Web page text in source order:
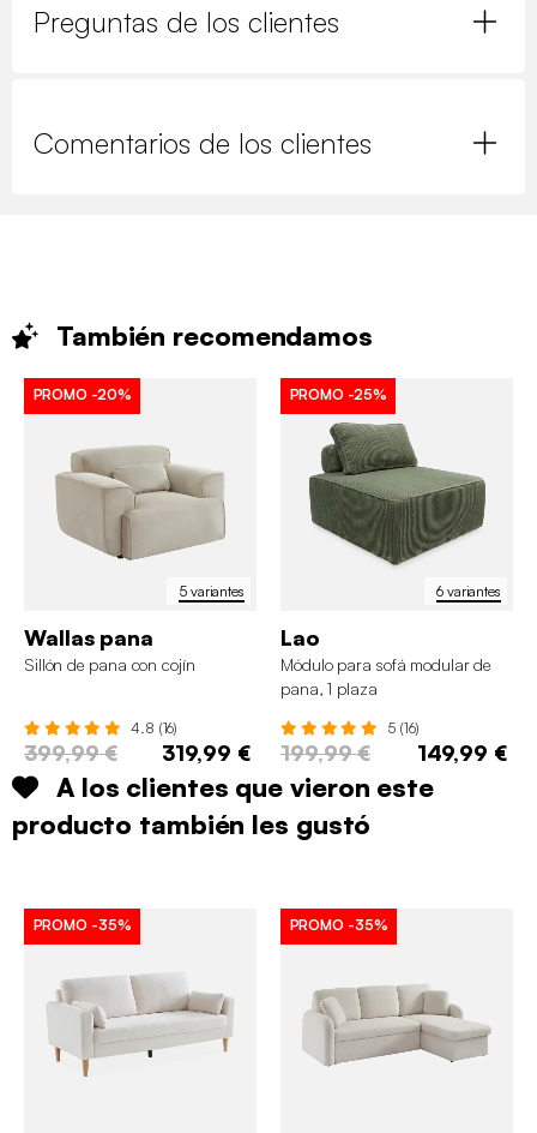
Preguntas de los clientes
Comentarios de los clientes
También recomendamos
5 variantes
PROMO -20%
Wallas pana
Sillón de pana con cojín
4.8 (16)
399,99 € 319,99 €
6 variantes
PROMO -25%
Lao
Módulo para sofá modular de
pana, 1 plaza
5 (16)
199,99 € 149,99 €
A los clientes que vieron este
producto también les gustó
PROMO -35% PROMO -35%